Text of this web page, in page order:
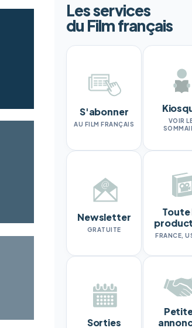
Les services
du Film français
S'abonner
AU FILM FRANÇAIS
VOIR
Newsletter
GRATUITE
Toute
FRANCE,
Sorties